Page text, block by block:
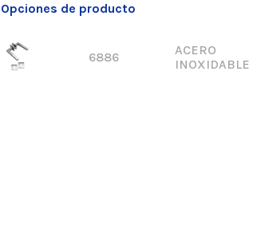
Opciones de producto
6886
ACERO
INOXIDABLE